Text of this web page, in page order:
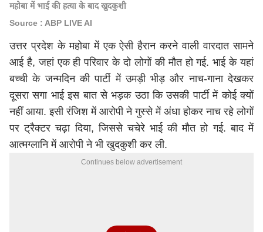
महोबा में भाई की हत्या के बाद खुदकुशी
Source : ABP LIVE AI
उत्तर प्रदेश के महोबा में एक ऐसी हैरान करने वाली वारदात सामने
आई है, जहां एक ही परिवार के दो लोगों की मौत हो गई. भाई के यहां
बच्ची के जन्मदिन की पार्टी में उमड़ी भीड़ और नाच-गाना देखकर
दूसरा सगा भाई इस बात से भड़क उठा कि उसकी पार्टी में कोई क्यों
नहीं आया. इसी रंजिश में आरोपी ने गुस्से में अंधा होकर नाच रहे लोगों
पर ट्रैक्टर चढ़ा दिया, जिससे चचेरे भाई की मौत हो गई. बाद में
आत्मग्लानि में आरोपी ने भी खुदकुशी कर ली.
Continues below advertisement